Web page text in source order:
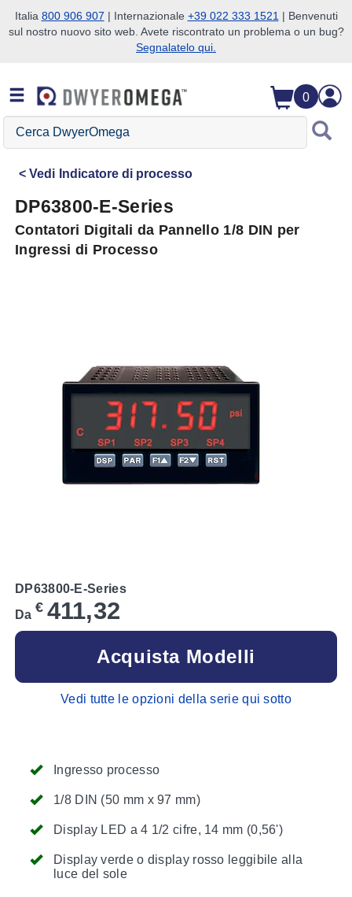
Salta alla ricerca
Salta al contenuto principale
Salta alla navigazione
Italia 800 906 907 | Internazionale +39 022 333 1521 | Benvenuti
sul nostro nuovo sito web. Avete riscontrato un problema o un bug?
Segnalatelo qui.
0
Cerca
DwyerOmega
Vedi Indicatore di processo
DP63800-E-Series
Contatori Digitali da Pannello 1/8 DIN per
Ingressi di Processo
Ingresso processo
1/8 DIN (50 mm x 97 mm)
Display LED a 4 1/2 cifre, 14 mm (0,56')
Display verde o display rosso leggibile alla
luce del sole
DP63800-E-Series
Da € 411,32
Acquista Modelli
Vedi tutte le opzioni della serie qui sotto